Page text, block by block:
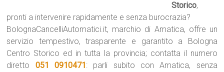
Storico,
pronti a intervenire rapidamente e senza burocrazia?
BolognaCancelliAutomatici.it, marchio di Amatica, offre un
servizio tempestivo, trasparente e garantito a Bologna
Centro Storico ed in tutta la provincia; contatta il numero
diretto 051 0910471: parli subito con Amatica, senza